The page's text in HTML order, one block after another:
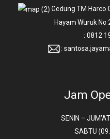
Gedung TM Harco
Hayam Wuruk No
: 0812
:
Jam
SENIN –
SABTU